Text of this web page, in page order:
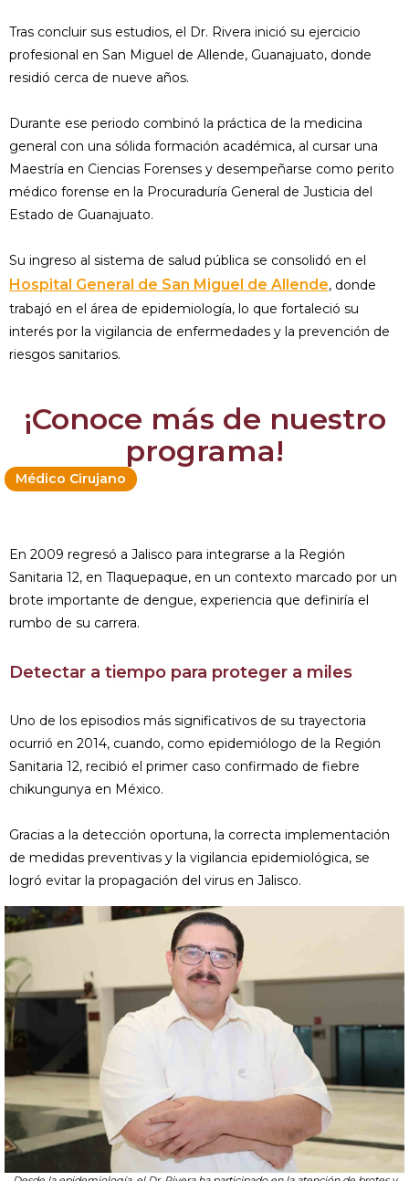
Tras concluir sus estudios, el Dr. Rivera inició su ejercicio
profesional en San Miguel de Allende, Guanajuato, donde
residió cerca de nueve años.
Durante ese periodo combinó la práctica de la medicina
general con una sólida formación académica, al cursar una
Maestría en Ciencias Forenses y desempeñarse como perito
médico forense en la Procuraduría General de Justicia del
Estado de Guanajuato.
Su ingreso al sistema de salud pública se consolidó en el
Hospital General de San Miguel de Allende, donde
trabajó en el área de epidemiología, lo que fortaleció su
interés por la vigilancia de enfermedades y la prevención de
riesgos sanitarios.
¡Conoce más de nuestro
programa!
Médico Cirujano
En 2009 regresó a Jalisco para integrarse a la Región
Sanitaria 12, en Tlaquepaque, en un contexto marcado por un
brote importante de dengue, experiencia que definiría el
rumbo de su carrera.
Detectar a tiempo para proteger a miles
Uno de los episodios más significativos de su trayectoria
ocurrió en 2014, cuando, como epidemiólogo de la Región
Sanitaria 12, recibió el primer caso confirmado de fiebre
chikungunya en México.
Gracias a la detección oportuna, la correcta implementación
de medidas preventivas y la vigilancia epidemiológica, se
logró evitar la propagación del virus en Jalisco.